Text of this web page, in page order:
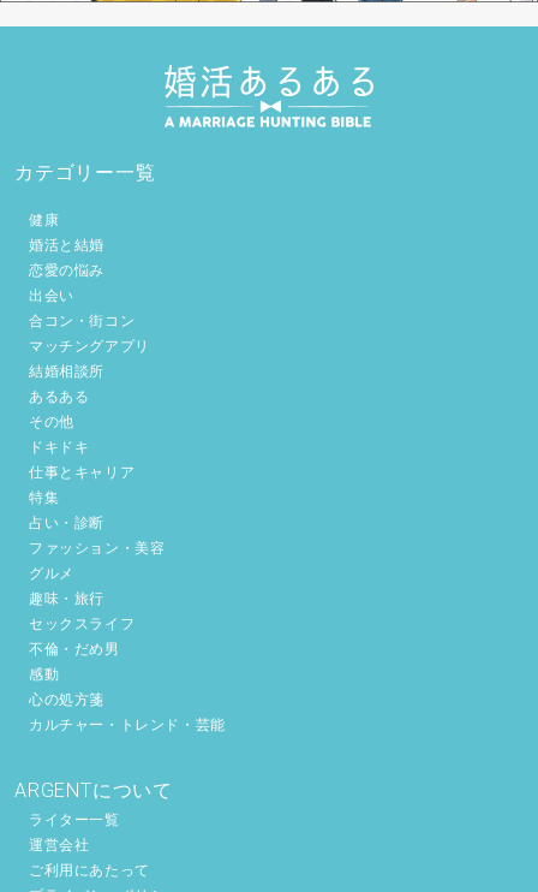
カテゴリー一覧
健康
婚活と結婚
恋愛の悩み
出会い
合コン・街コン
マッチングアプリ
結婚相談所
あるある
その他
ドキドキ
仕事とキャリア
特集
占い・診断
ファッション・美容
グルメ
趣味・旅行
セックスライフ
不倫・だめ男
感動
心の処方箋
カルチャー・トレンド・芸能
ARGENTについて
ライター一覧
運営会社
ご利用にあたって